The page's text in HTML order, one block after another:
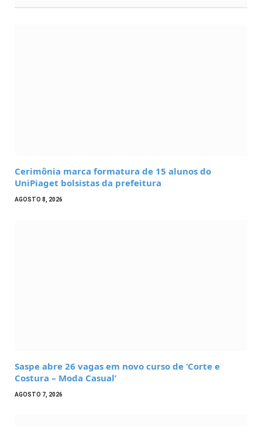
Cerimônia marca formatura de 15 alunos do
UniPiaget bolsistas da prefeitura
AGOSTO 8, 2026
Saspe abre 26 vagas em novo curso de ‘Corte e
Costura – Moda Casual’
AGOSTO 7, 2026